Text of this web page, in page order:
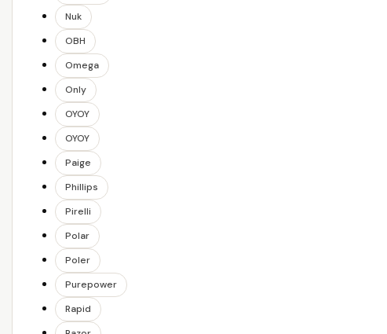
Nuk
OBH
Omega
Only
OYOY
OYOY
Paige
Phillips
Pirelli
Polar
Poler
Purepower
Rapid